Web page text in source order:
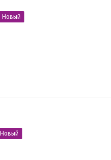
Новый
Новый